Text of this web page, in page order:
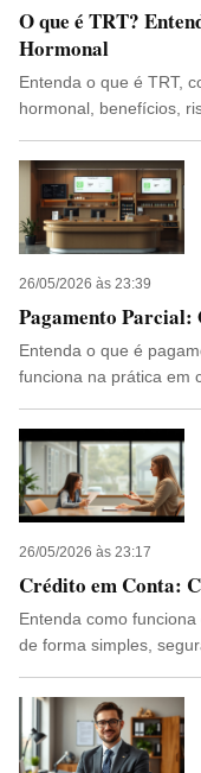
O que é TRT?
Hormonal
Entenda o que é TRT,
hormonal, benefícios,
26/05/2026 às 23:39
Pagamento Parcial:
Entenda o que é
funciona na prática em
26/05/2026 às 23:17
Crédito em Conta:
Entenda como
de forma simples,